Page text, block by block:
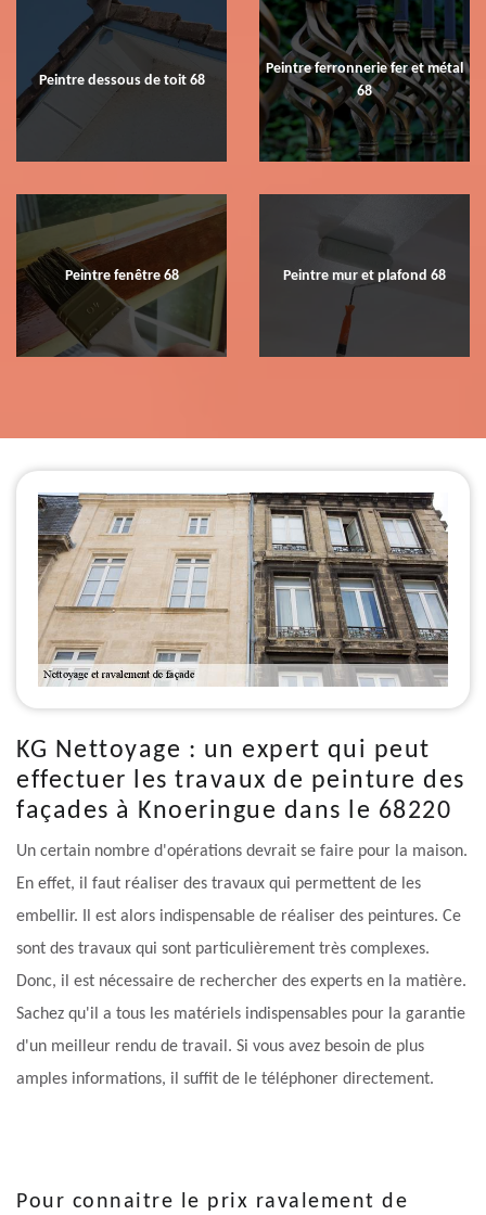
Peintre dessous de toit 68
Peintre ferronnerie fer et métal
68
Peintre fenêtre 68 Peintre mur et plafond 68
KG Nettoyage : un expert qui peut
effectuer les travaux de peinture des
façades à Knoeringue dans le 68220
Un certain nombre d'opérations devrait se faire pour la maison.
En effet, il faut réaliser des travaux qui permettent de les
embellir. Il est alors indispensable de réaliser des peintures. Ce
sont des travaux qui sont particulièrement très complexes.
Donc, il est nécessaire de rechercher des experts en la matière.
Sachez qu'il a tous les matériels indispensables pour la garantie
d'un meilleur rendu de travail. Si vous avez besoin de plus
amples informations, il suffit de le téléphoner directement.
Pour connaitre le prix ravalement de